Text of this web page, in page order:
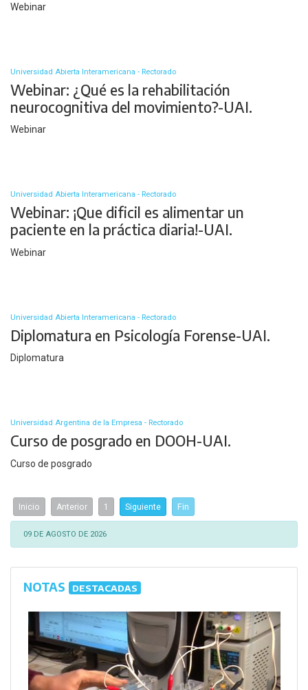
Webinar
Universidad Abierta Interamericana - Rectorado
Webinar: ¿Qué es la rehabilitación
neurocognitiva del movimiento?-UAI.
Webinar
Universidad Abierta Interamericana - Rectorado
Webinar: ¡Que dificil es alimentar un
paciente en la práctica diaria!-UAI.
Webinar
Universidad Abierta Interamericana - Rectorado
Diplomatura en Psicología Forense-UAI.
Diplomatura
Universidad Argentina de la Empresa - Rectorado
Curso de posgrado en DOOH-UAI.
Curso de posgrado
Inicio Anterior 1 Siguiente Fin
09 DE AGOSTO DE 2026
NOTAS DESTACADAS